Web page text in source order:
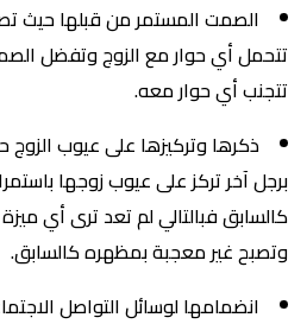
الصمت المستمر من قبلها حيث
تتحمل أي حوار مع الزوج وتفضل
تتجنب أي حوار معه.
ذكرها وتركيزها على عيوب الزوج
برجل آخر تركز على عيوب زوجها
كالسابق فبالتالي لم تعد ترى أي
وتصبح غير معجبة بمظهره كالسابق.
انضمامها لوسائل التواصل